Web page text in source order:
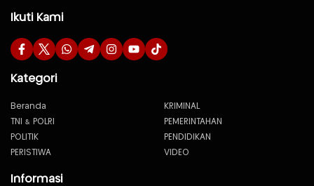
Ikuti Kami
Kategori
Beranda
KRIMINAL
TNI & POLRI
PEMERINTAHAN
POLITIK
PENDIDIKAN
PERISTIWA
VIDEO
Informasi